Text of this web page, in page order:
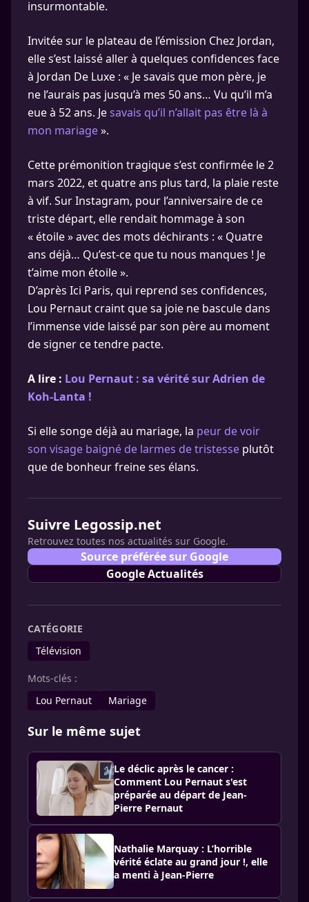
insurmontable.
Invitée sur le plateau de l’émission Chez Jordan,
elle s’est laissé aller à quelques confidences face
à Jordan De Luxe : « Je savais que mon père, je
ne l’aurais pas jusqu’à mes 50 ans… Vu qu’il m’a
eue à 52 ans. Jesavais qu’il n’allait pas être là à
mon mariage».
Cette prémonition tragique s’est confirmée le 2
mars 2022, et quatre ans plus tard, la plaie reste
à vif. Sur Instagram, pour l’anniversaire de ce
triste départ, elle rendait hommage à son
« étoile » avec des mots déchirants : « Quatre
ans déjà… Qu’est-ce que tu nous manques ! Je
t’aime mon étoile ».
D’après Ici Paris, qui reprend ses confidences,
Lou Pernaut craint que sa joie ne bascule dans
l’immense vide laissé par son père au moment
de signer ce tendre pacte.
A lire : Lou Pernaut : sa vérité sur Adrien de
Koh-Lanta !
Si elle songe déjà au mariage, la peur de voir
son visage baigné de larmes de tristesse plutôt
que de bonheur freine ses élans.
Suivre Legossip.net
Retrouvez toutes nos actualités sur Google.
Source préférée sur Google
Google Actualités
CATÉGORIE
Télévision
Mots-clés :
Lou Pernaut
Mariage
Sur le même sujet
Le déclic après le cancer :
Comment Lou Pernaut s'est
préparée au départ de Jean-
Pierre Pernaut
Nathalie Marquay : L’horrible
vérité éclate au grand jour !, elle
a menti à Jean-Pierre